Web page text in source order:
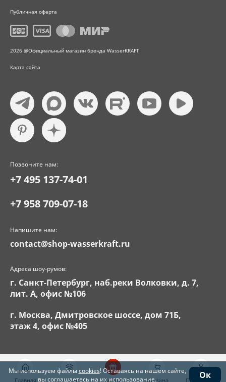
Публичная оферта
2026 @Официальный магазин бренда WasserKRAFT
Карта сайта
Позвоните нам:
+7 495 137-74-01
+7 958 709-07-18
Напишите нам:
contact@shop-wasserkraft.ru
Адреса шоу-румов:
г. Санкт-Петербург, наб.реки Волковки, д. 7,
лит. А, офис №106
г. Москва, Дмитровское шоссе, дом 71Б,
этаж 4, офис №405
Главная Каталог Акции Корзина Поддержка
Мы используем файлыcookies! Оставаясь на нашем сайте,
вы соглашаетесь на их использование.
Ок